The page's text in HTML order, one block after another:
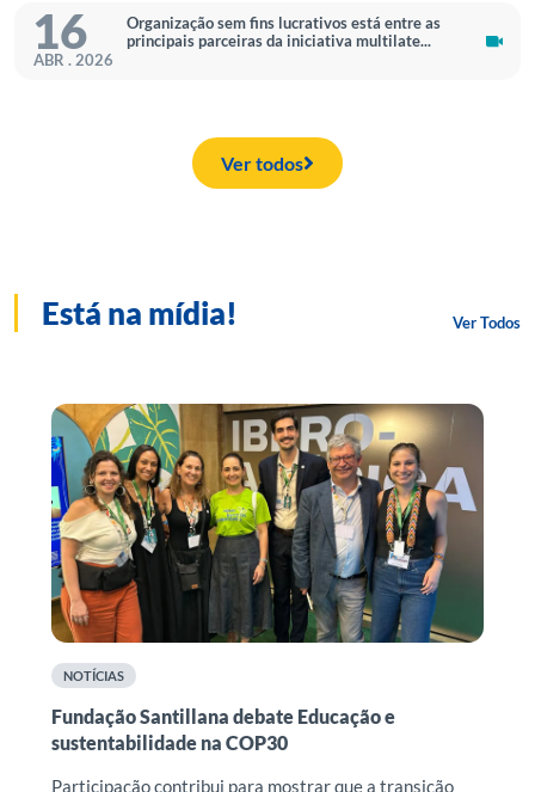
16
ABR . 2026
Organização sem fins lucrativos está entre as
principais parceiras da iniciativa multilate...
Ver todos
Está na mídia! Ver Todos
NOTÍCIAS
Fundação Santillana debate Educação e
sustentabilidade na COP30
Participação contribui para mostrar que a transição